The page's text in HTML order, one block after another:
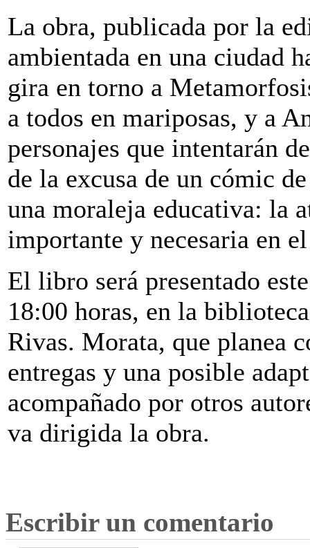
La obra, publicada por la
ambientada en una ciudad
gira en torno a
a todos en mariposas, y a
personajes que intentarán
de la excusa de un cómic
una moraleja educativa: la
importante y necesaria en
El libro será presentado
18:00 horas, en la
Rivas. Morata, que planea
entregas y una posible
acompañado por otros
va dirigida la obra.
Escribir un comentario